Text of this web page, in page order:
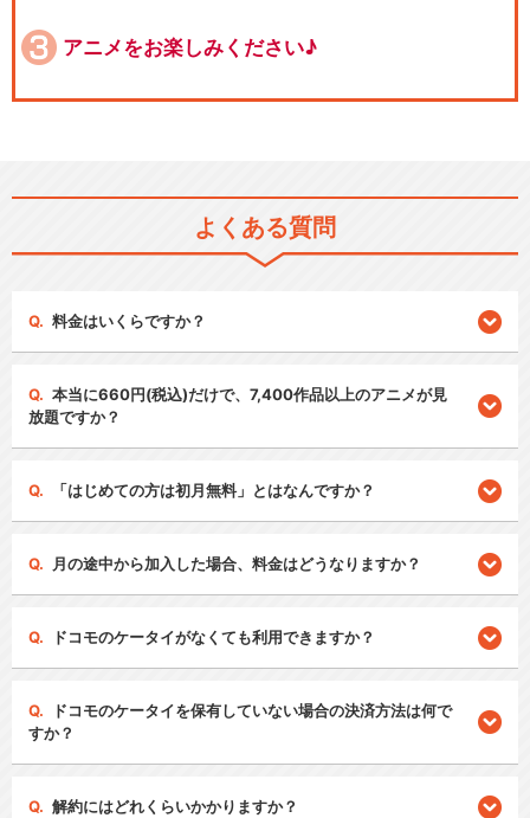
アニメをお楽しみください♪
よくある質問
料金はいくらですか？
本当に660円(税込)だけで、7,400作品以上のアニメが見
放題ですか？
「はじめての方は初月無料」とはなんですか？
月の途中から加入した場合、料金はどうなりますか？
ドコモのケータイがなくても利用できますか？
ドコモのケータイを保有していない場合の決済方法は何で
すか？
解約にはどれくらいかかりますか？